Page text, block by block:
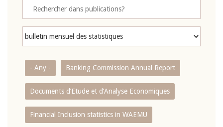
- Any - Banking Commission Annual Report
Documents d’Etude et d’Analyse Economiques
Financial Inclusion statistics in WAEMU